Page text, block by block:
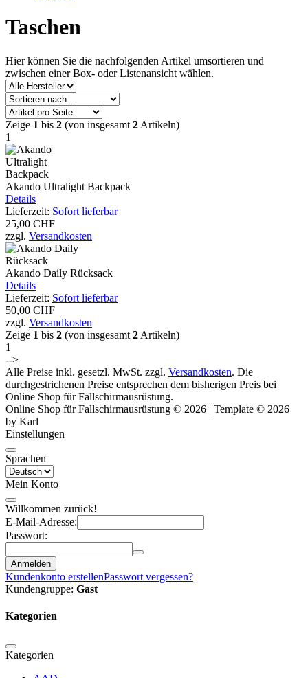
Taschen
Hier können Sie die nachfolgenden Artikel umsortieren und
zwischen einer Box- oder Listenansicht wählen.
Zeige 1 bis 2 (von insgesamt 2 Artikeln)
1
Akando Ultralight Backpack
Details
Lieferzeit: Sofort lieferbar
25,00 CHF
zzgl. Versandkosten
Akando Daily Rücksack
Details
Lieferzeit: Sofort lieferbar
50,00 CHF
zzgl. Versandkosten
Zeige 1 bis 2 (von insgesamt 2 Artikeln)
1
-->
Alle Preise inkl. gesetzl. MwSt. zzgl. Versandkosten. Die
durchgestrichenen Preise entsprechen dem bisherigen Preis bei
Online Shop für Fallschirmausrüstung.
Online Shop für Fallschirmausrüstung © 2026 | Template © 2026
by Karl
Einstellungen
Sprachen
Mein Konto
Willkommen zurück!
E-Mail-Adresse:
Passwort:
Anmelden
Kundenkonto erstellenPasswort vergessen?
Kundengruppe: Gast
Kategorien
Kategorien